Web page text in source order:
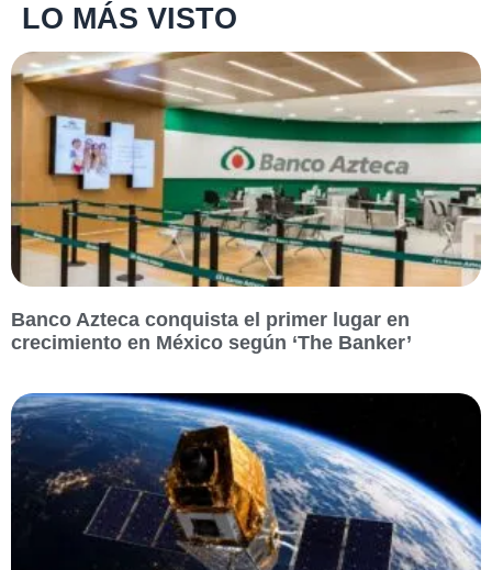
LO MÁS VISTO
Banco Azteca conquista el primer lugar en
crecimiento en México según ‘The Banker’